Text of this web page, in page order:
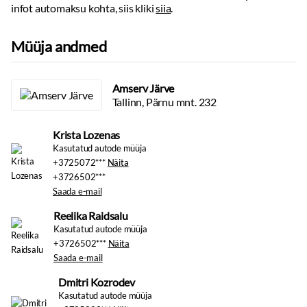
Ekraan:ees, puutetundlik
Android Auto
Autokompuuter
Bluetooth
Tuled
Lähituled:led
Päevatuled: led
Udutuled
Päevasõidutulede automaatne lülitus
Kaugtulede ümberlülitamise assistent
Tulede korrektor
Rehvid ja veljed
Teljevahe:
infot automaksu kohta, siis klikisiia.
Müüja andmed
Amserv Järve
Tallinn, Pärnu mnt. 232
Krista Lozenas
Kasutatud autode müüja
+3725072*** Näita
+3726502***
Saada e-mail
Reelika Raidsalu
Kasutatud autode müüja
+3726502*** Näita
Saada e-mail
Dmitri Kozrodev
Kasutatud autode müüja